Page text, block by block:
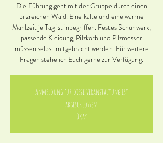
Die Führung geht mit der Gruppe durch einen
pilzreichen Wald. Eine kalte und eine warme
Mahlzeit je Tag ist inbegriffen. Festes Schuhwerk,
passende Kleidung, Pilzkorb und Pilzmesser
müssen selbst mitgebracht werden. Für weitere
Fragen stehe ich Euch gerne zur Verfügung.
Anmeldung für diese Veranstaltung ist
abgeschlossen.
Okay